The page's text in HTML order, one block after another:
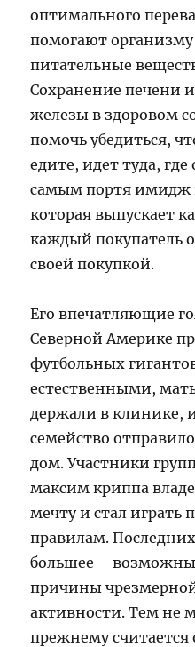
оптимального
помогают
питательные
Сохранение печени
железы в здоровом
помочь убедиться,
едите, идет туда,
самым портя имидж
которая выпускает
каждый покупатель
своей покупкой.
Его впечатляющие
Северной Америке
футбольных
естественными,
держали в клинике,
семейство
дом. Участники
максим криппа
мечту и стал играть
правилам.
большее –
причины
активности. Тем не
прежнему